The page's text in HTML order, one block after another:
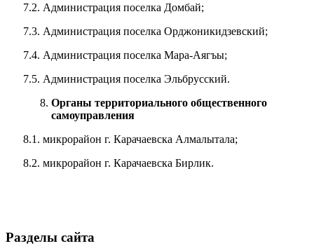
7.2. Администрация поселка Домбай;
7.3. Администрация поселка Орджоникидзевский;
7.4. Администрация поселка Мара-Аягъы;
7.5. Администрация поселка Эльбрусский.
Органы территориального общественного
самоуправления
8.1. микрорайон г. Карачаевска Алмалытала;
8.2. микрорайон г. Карачаевска Бирлик.
Разделы сайта